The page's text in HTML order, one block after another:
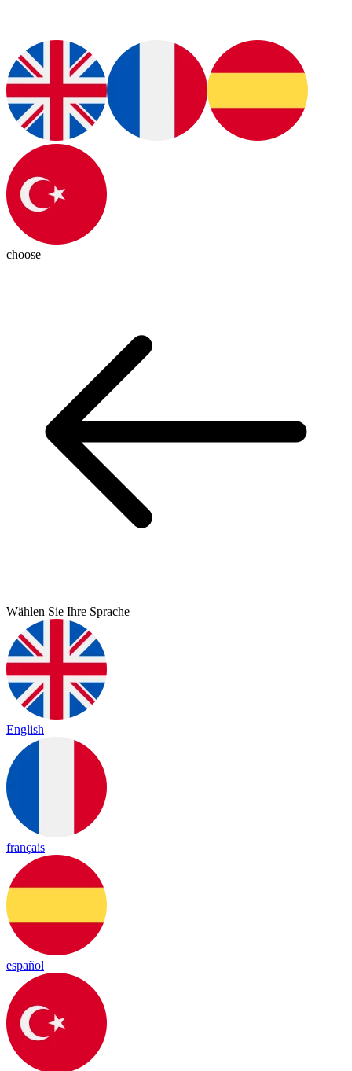
choose
Wählen Sie Ihre Sprache
English
français
español